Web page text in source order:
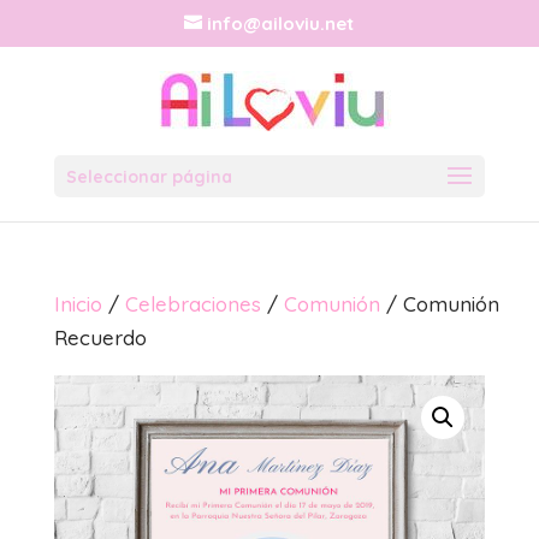
info@ailoviu.net
Seleccionar página
Inicio / Celebraciones / Comunión / Comunión
Recuerdo